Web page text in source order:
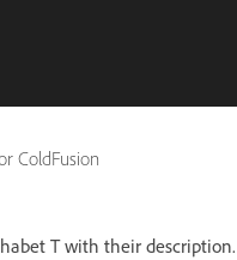
ColdFusion
T with their description.